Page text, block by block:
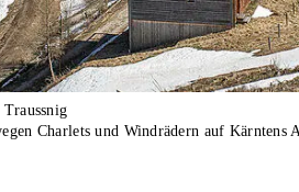
Charlets und Windrädern auf Kärntens